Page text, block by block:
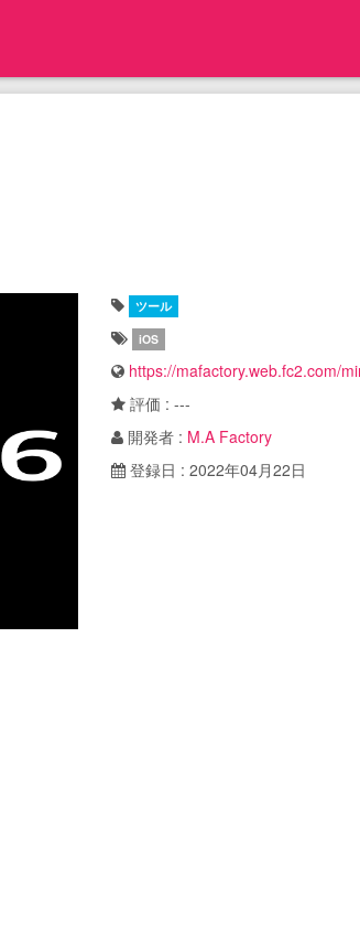
ツール
iOS
https://mafactory.web.fc2.com/
評価 : ---
開発者 : M.A Factory
登録日 : 2022年04月22日